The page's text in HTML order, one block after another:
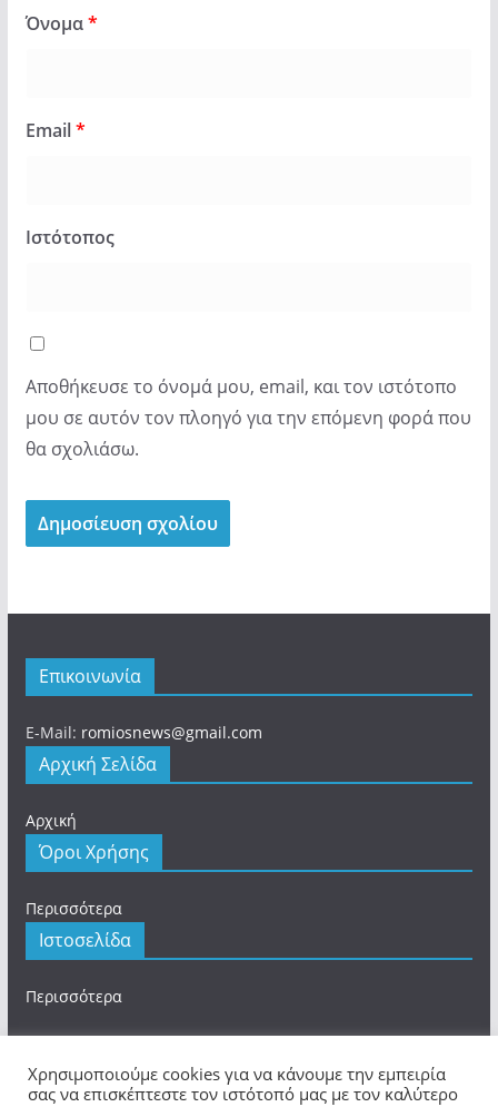
Όνομα*
Email*
Ιστότοπος
Αποθήκευσε το όνομά μου, email, και τον ιστότοπο
μου σε αυτόν τον πλοηγό για την επόμενη φορά που
θα σχολιάσω.
Επικοινωνία
E-Mail: romiosnews@gmail.com
Αρχική Σελίδα
Αρχική
Όροι Χρήσης
Περισσότερα
Ιστοσελίδα
Περισσότερα
Χρησιμοποιούμε cookies για να κάνουμε την εμπειρία
σας να επισκέπτεστε τον ιστότοπό μας με τον καλύτερο